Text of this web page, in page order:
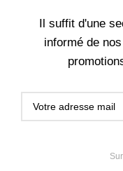
Il suffit d'une
informé de